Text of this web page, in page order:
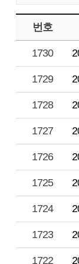
번호
1730
1729
1728
1727
1726
1725
1724
1723
1722